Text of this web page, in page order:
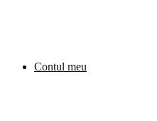
Contul meu